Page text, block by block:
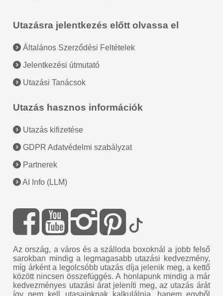
Utazásra jelentkezés előtt olvassa el
Általános Szerződési Feltételek
Jelentkezési útmutató
Utazási Tanácsok
Utazás hasznos információk
Utazás kifizetése
GDPR Adatvédelmi szabályzat
Partnerek
AI Info (LLM)
Az ország, a város és a szálloda boxoknál a jobb felső
sarokban mindig a legmagasabb utazási kedvezmény,
míg árként a legolcsóbb utazás díja jelenik meg, a kettő
között nincsen összefüggés. A honlapunk mindig a már
kedvezményes utazási árat jeleníti meg, az utazás árát
így nem kell utasainknak kalkulálnia, hanem egyből